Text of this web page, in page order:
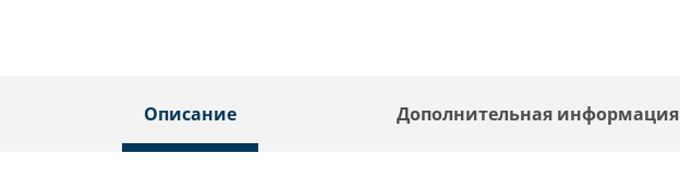
Описание Дополнительная информация